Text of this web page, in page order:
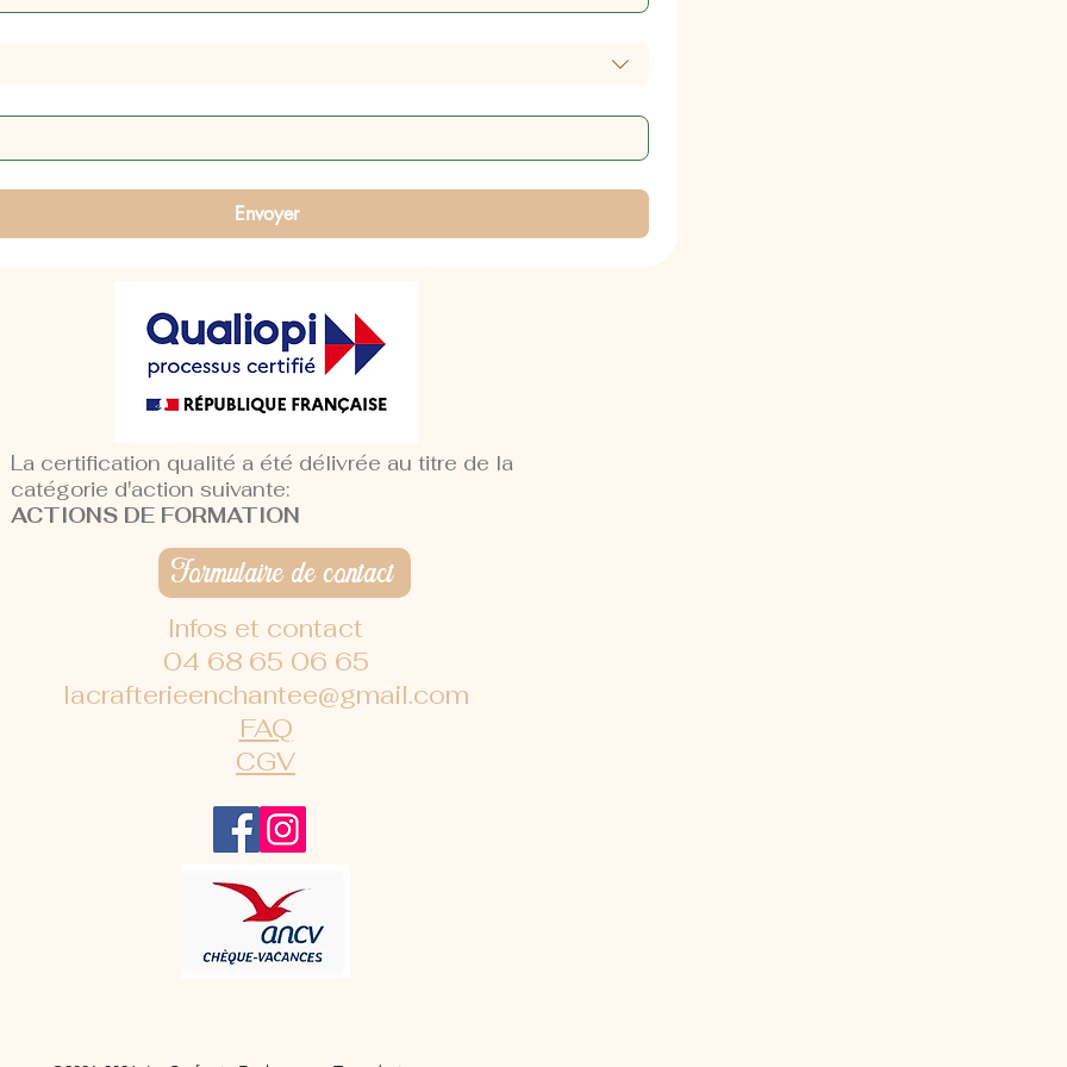
Envoyer
La certification qualité a été délivrée au titre de la
catégorie d'action suivante:
ACTIONS DE FORMATION
Formulaire de contact
Infos et contact
04 68 65 06 65
lacrafterieenchantee@gmail.com
FAQ
CGV